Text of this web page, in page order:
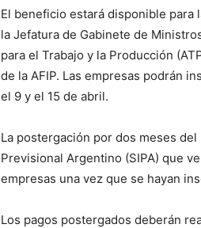
El beneficio estará disponible
la Jefatura de Gabinete de
para el Trabajo y la Producción
de la AFIP. Las empresas podrán
el 9 y el 15 de abril.
La postergación por dos meses
Previsional Argentino (SIPA) que
empresas una vez que se hayan
Los pagos postergados deberán